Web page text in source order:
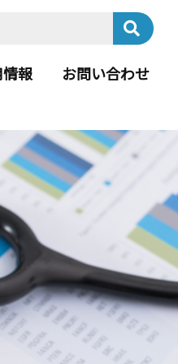
報 お問い合わせ